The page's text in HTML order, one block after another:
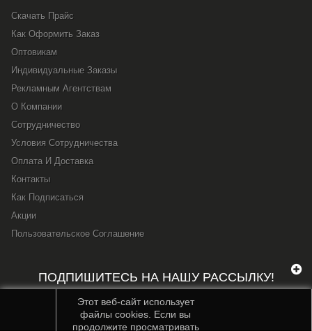
Скачать Прайс
Как Оформить Заказ
Оптовикам
Индивидуальные Заказы
Рекламным Агентствам
О Компании
Сотрудничество
Условия Сотрудничества
Оплата И Доставка
Контакты
Как Подписаться
Акции
Пользовательское Соглашение
ПОДПИШИТЕСЬ НА НАШУ РАССЫЛКУ!
Этот веб-сайт использует
файлы cookies. Если вы
продолжите просматривать